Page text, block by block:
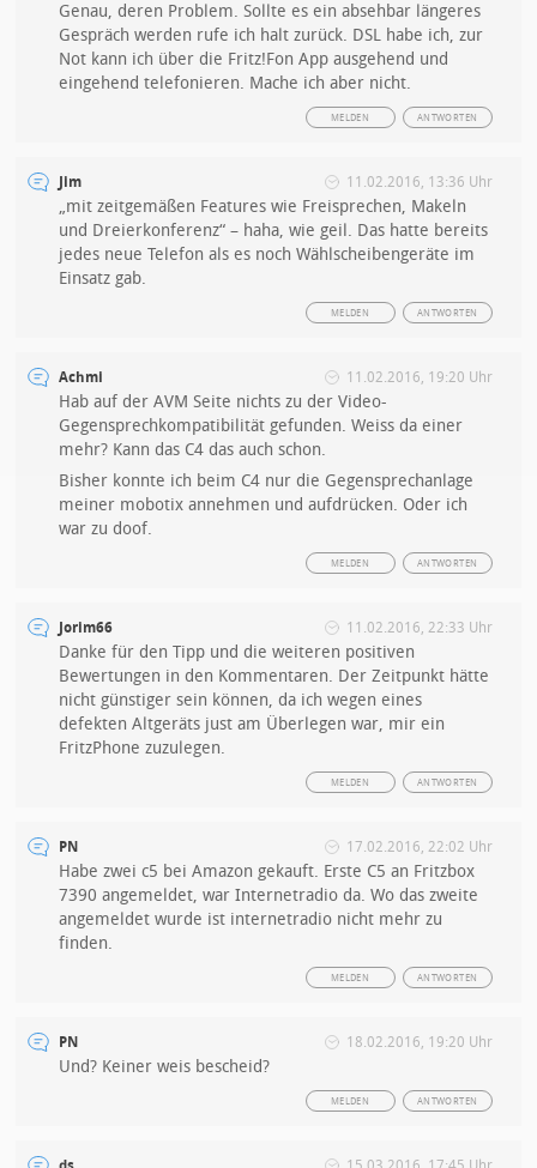
Genau, deren Problem. Sollte es ein absehbar längeres
Gespräch werden rufe ich halt zurück. DSL habe ich, zur
Not kann ich über die Fritz!Fon App ausgehend und
eingehend telefonieren. Mache ich aber nicht.
ANTWORTEN
MELDEN
Jim 11.02.2016, 13:36 Uhr
„mit zeitgemäßen Features wie Freisprechen, Makeln
und Dreierkonferenz“ – haha, wie geil. Das hatte bereits
jedes neue Telefon als es noch Wählscheibengeräte im
Einsatz gab.
ANTWORTEN
MELDEN
Achmi 11.02.2016, 19:20 Uhr
Hab auf der AVM Seite nichts zu der Video-
Gegensprechkompatibilität gefunden. Weiss da einer
mehr? Kann das C4 das auch schon.
Bisher konnte ich beim C4 nur die Gegensprechanlage
meiner mobotix annehmen und aufdrücken. Oder ich
war zu doof.
ANTWORTEN
MELDEN
Jorim66 11.02.2016, 22:33 Uhr
Danke für den Tipp und die weiteren positiven
Bewertungen in den Kommentaren. Der Zeitpunkt hätte
nicht günstiger sein können, da ich wegen eines
defekten Altgeräts just am Überlegen war, mir ein
FritzPhone zuzulegen.
ANTWORTEN
MELDEN
PN 17.02.2016, 22:02 Uhr
Habe zwei c5 bei Amazon gekauft. Erste C5 an Fritzbox
7390 angemeldet, war Internetradio da. Wo das zweite
angemeldet wurde ist internetradio nicht mehr zu
finden.
ANTWORTEN
MELDEN
PN 18.02.2016, 19:20 Uhr
Und? Keiner weis bescheid?
ANTWORTEN
MELDEN